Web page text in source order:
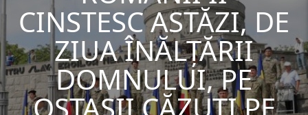
CINSTESC ASTĂZI, DE
ZIUA ÎNĂLȚĂRII
DOMNULUI, PE